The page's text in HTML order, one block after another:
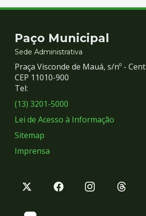
Contato
e
Redes
Sociais
Paço Municipal
Sede Administrativa
Praça Visconde de Mauá, s/nº -
CEP 11010-900
Tel:
(13) 3201-5000
Lei de Acesso à Informação
Sitemap
Imprensa